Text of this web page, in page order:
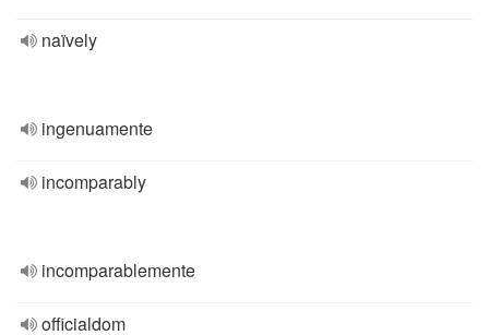
naïvely
ingenuamente
incomparably
incomparablemente
officialdom